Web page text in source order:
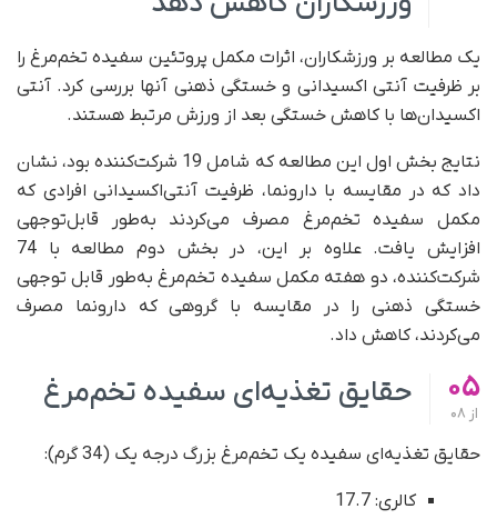
یک مطالعه بر ورزشکاران، اثرات مکمل پروتئین سفیده تخم‌مرغ را
بر ظرفیت آنتی اکسیدانی و خستگی ذهنی آنها بررسی کرد. آنتی
اکسیدان‌ها با کاهش خستگی بعد از ورزش مرتبط هستند.
نتایج بخش اول این مطالعه که شامل 19 شرکت‌کننده بود، نشان
داد که در مقایسه با دارونما، ظرفیت آنتی‌اکسیدانی افرادی که
مکمل سفیده تخم‌مرغ مصرف می‌کردند به‌طور قابل‌توجهی
افزایش یافت. علاوه بر این، در بخش دوم مطالعه با 74
شرکت‌کننده، دو هفته مکمل سفیده تخم‌مرغ به‌طور قابل توجهی
خستگی ذهنی را در مقایسه با گروهی که دارونما مصرف
می‌کردند،‌ کاهش داد.
05
از
حقایق تغذیه‌ای سفیده تخم‌مرغ
حقایق تغذیه‌ای سفیده یک تخم‌مرغ بزرگ درجه یک (34 گرم):
کالری: 17.7